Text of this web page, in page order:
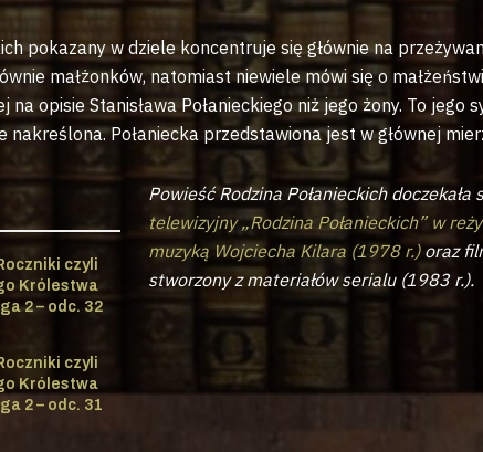
pokazany w dziele koncentruje się głównie na
małżonków, natomiast niewiele mówi się o
na opisie Stanisława Połanieckiego niż jego żony. To jego
nakreślona. Połaniecka przedstawiona jest w głównej
czyli
Królestwa
2 – odc. 32
czyli
Królestwa
2 – odc. 31
Powieść Rodzina Połanieckich
telewizyjny „Rodzina Połanieckich” w
muzyką Wojciecha Kilara (1978 r.)oraz
stworzony z materiałów serialu (1983 r.).